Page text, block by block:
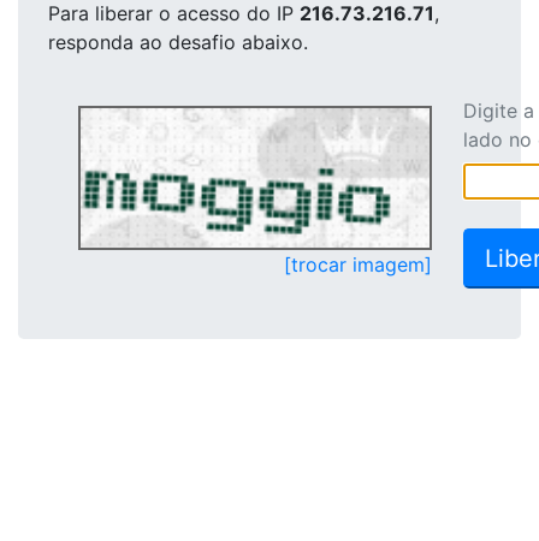
Para liberar o acesso do IP 216.73.216.71,
responda ao desafio abaixo.
[trocar imagem]
Digite
lado no